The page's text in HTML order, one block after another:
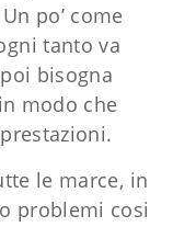
po’ come
tanto va
bisogna
modo che
le marce, in
problemi cosi